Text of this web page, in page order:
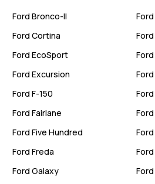
Ford Bronco-II Ford
Ford Cortina Ford
Ford EcoSport Ford
Ford Excursion Ford
Ford F-150 Ford
Ford Fairlane Ford
Ford Five Hundred Ford
Ford Freda Ford
Ford Galaxy Ford